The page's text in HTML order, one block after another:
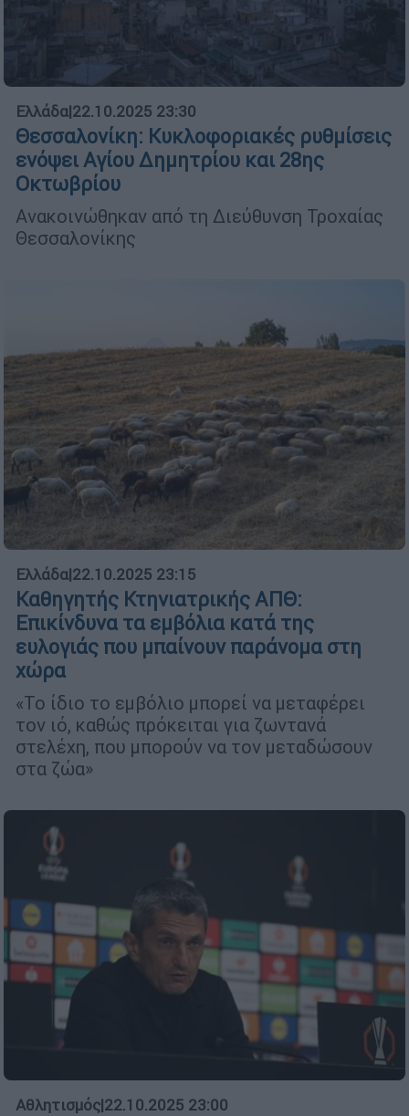
Ελλάδα|22.10.2025 23:30
Θεσσαλονίκη: Κυκλοφοριακές ρυθμίσεις
ενόψει Αγίου Δημητρίου και 28ης
Οκτωβρίου
Ανακοινώθηκαν από τη Διεύθυνση Τροχαίας
Θεσσαλονίκης
Ελλάδα|22.10.2025 23:15
Καθηγητής Κτηνιατρικής ΑΠΘ:
Επικίνδυνα τα εμβόλια κατά της
ευλογιάς που μπαίνουν παράνομα στη
χώρα
«Το ίδιο το εμβόλιο μπορεί να μεταφέρει
τον ιό, καθώς πρόκειται για ζωντανά
στελέχη, που μπορούν να τον μεταδώσουν
στα ζώα»
Αθλητισμός|22.10.2025 23:00